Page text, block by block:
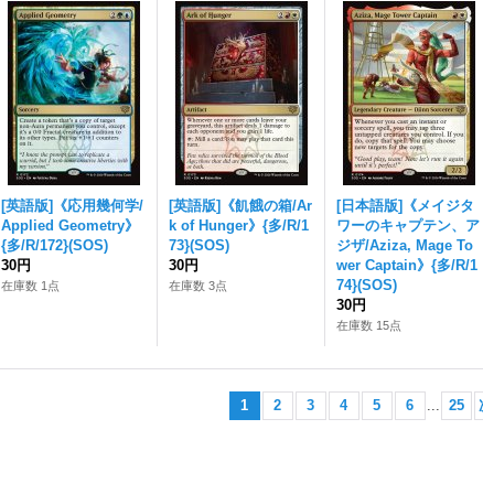
[英語版]《応用幾何学/
Applied Geometry》
{多/R/172}(SOS)
30円
在庫数 1点
[英語版]《飢餓の箱/Ar
k of Hunger》{多/R/1
73}(SOS)
30円
在庫数 3点
[日本語版]《メイジタ
ワーのキャプテン、ア
ジザ/Aziza, Mage To
wer Captain》{多/R/1
74}(SOS)
30円
在庫数 15点
1 2 3 4 5 6 ... 25